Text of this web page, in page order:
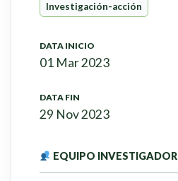
Investigación-acción
DATA INICIO
01 Mar 2023
DATA FIN
29 Nov 2023
EQUIPO INVESTIGADOR